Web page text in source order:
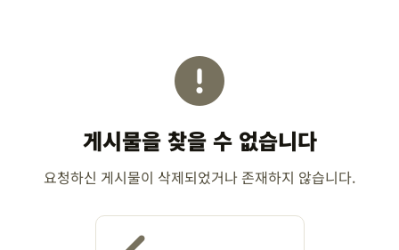
게시물을 찾을 수 없습니다
요청하신 게시물이 삭제되었거나 존재하지 않습니다.